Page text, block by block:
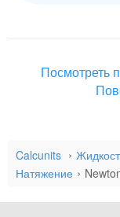
Посмотреть
Calcunits
Натяжение